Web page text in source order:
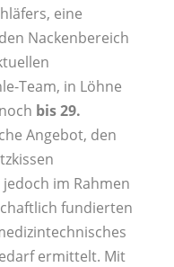
eine
Nackenbereich
Team, in Löhne
bis 29.
Angebot, den
im Rahmen
fundierten
ermittelt. Mit